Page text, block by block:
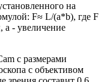
на
F≈ L/(а*b), где F
а - увеличение
c размерами
c объективом